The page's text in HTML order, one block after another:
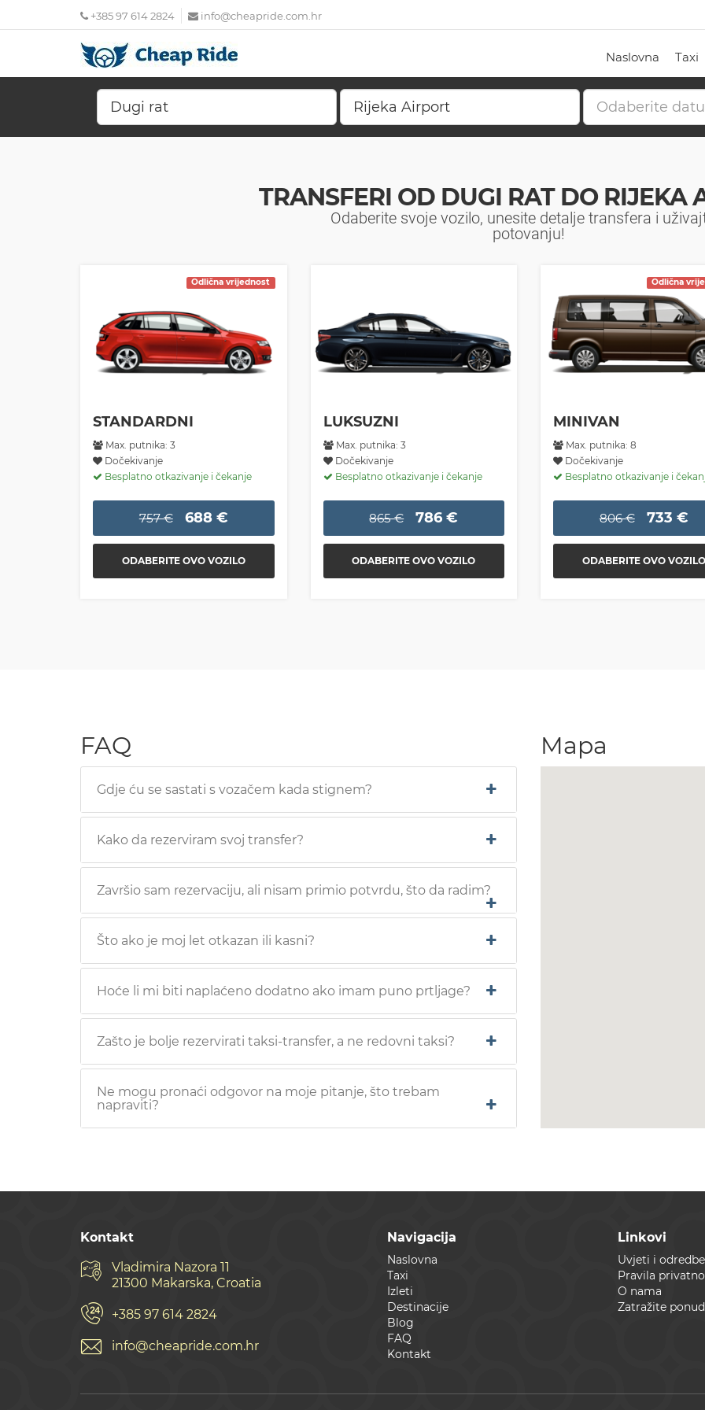
+385 97 614 2824 info@cheapride.com.hr
Naslovna Taxi
TRANSFERI OD DUGI RAT DO RIJEKA
Odaberite svoje vozilo, unesite detalje transfera i
potovanju!
Odlična vrijednost
STANDARDNI
Max. putnika: 3
Dočekivanje
Besplatno otkazivanje i čekanje
757 € 688 €
ODABERITE OVO VOZILO
LUKSUZNI
Max. putnika: 3
Dočekivanje
Besplatno otkazivanje i čekanje
865 € 786 €
ODABERITE OVO VOZILO
Odlična
MINIVAN
Max. putnika: 8
Dočekivanje
Besplatno otkazivanje i
806 € 733 €
ODABERITE OVO VOZILO
FAQ
Gdje ću se sastati s vozačem kada stignem?
Kako da rezerviram svoj transfer?
Završio sam rezervaciju, ali nisam primio potvrdu, što da radim?
Što ako je moj let otkazan ili kasni?
Hoće li mi biti naplaćeno dodatno ako imam puno prtljage?
Zašto je bolje rezervirati taksi-transfer, a ne redovni taksi?
Ne mogu pronaći odgovor na moje pitanje, što trebam
napraviti?
Mapa
Kontakt
Vladimira Nazora 11
21300 Makarska, Croatia
+385 97 614 2824
info@cheapride.com.hr
Navigacija
Naslovna
Taxi
Izleti
Destinacije
Blog
FAQ
Kontakt
Linkovi
Uvjeti i odredbe
Pravila
O nama
Zatražite